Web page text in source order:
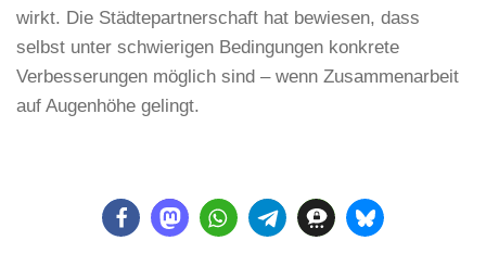
wirkt. Die Städtepartnerschaft hat bewiesen, dass
selbst unter schwierigen Bedingungen konkrete
Verbesserungen möglich sind – wenn Zusammenarbeit
auf Augenhöhe gelingt.